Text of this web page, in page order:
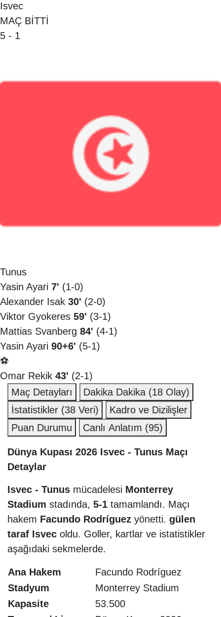
Isvec
MAÇ BİTTİ
5 - 1
Tunus
Yasin Ayari 7' (1-0)
Alexander Isak 30' (2-0)
Viktor Gyokeres 59' (3-1)
Mattias Svanberg 84' (4-1)
Yasin Ayari 90+6' (5-1)
⚽
Omar Rekik 43' (2-1)
Maç Detayları
Dakika Dakika (18 Olay)
İstatistikler (38 Veri)
Kadro ve Dizilişler
Puan Durumu
Canlı Anlatım (95)
Dünya Kupası 2026 Isvec - Tunus Maçı
Detaylar
Isvec - Tunus mücadelesi Monterrey
Stadium stadında, 5-1 tamamlandı. Maçı
hakem Facundo Rodríguez yönetti. gülen
taraf Isvec oldu. Goller, kartlar ve istatistikler
aşağıdaki sekmelerde.
Ana Hakem
Facundo Rodríguez
Stadyum
Monterrey Stadium
Kapasite
53.500